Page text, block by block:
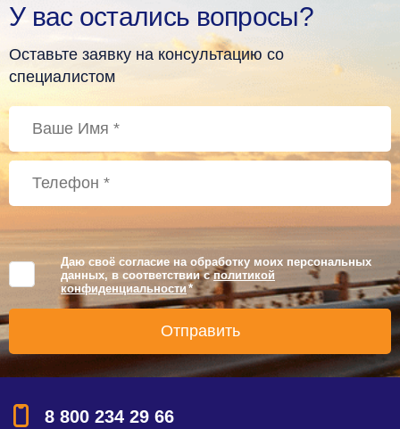
У вас остались вопросы?
Оставьте заявку на консультацию со
специалистом
Даю своё согласие на обработку моих персональных
данных, в соответствии сполитикой
конфиденциальности *
8 800 234 29 66